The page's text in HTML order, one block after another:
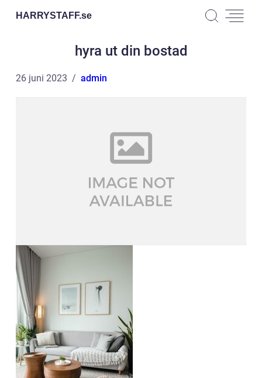
HARRYSTAFF.se
hyra ut din bostad
26 juni 2023 admin